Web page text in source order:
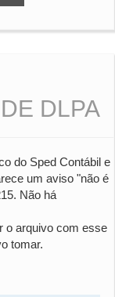
DLPA
do Sped Contábil e
um aviso "não é
Não há
o arquivo com esse
tomar.